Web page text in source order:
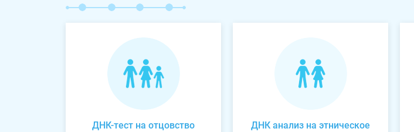
ДНК-тест на отцовство
ДНК анализ на этническое